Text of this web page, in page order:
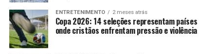
ENTRETENIMENTO 2 meses atrás
Copa 2026: 14 seleções representam países
onde cristãos enfrentam pressão e violência